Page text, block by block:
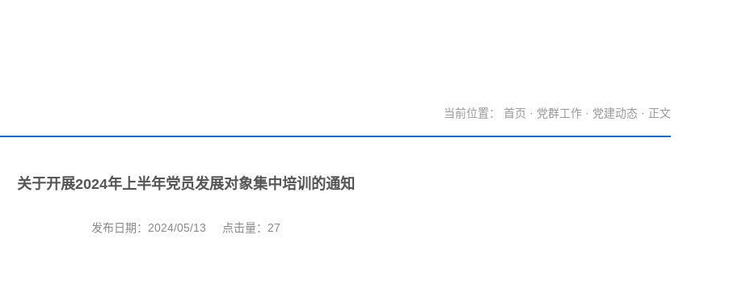
当前位置： 首页 · 党群工作 · 党建动态 · 正文
关于开展2024年上半年党员发展对象集中培训的通知
发布日期：2024/05/13 点击量： 27